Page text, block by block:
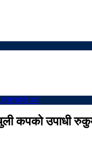
संसारब्लो अप
कपको उपाधी